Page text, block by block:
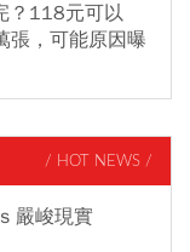
？118元可以
張，可能原因曝
/ HOT NEWS /
嚴峻現實